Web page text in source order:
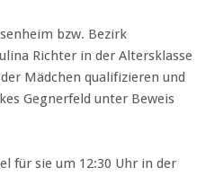
bzw. Bezirk
Richter in der Altersklasse
Mädchen qualifizieren und
Gegnerfeld unter Beweis
für sie um 12:30 Uhr in der